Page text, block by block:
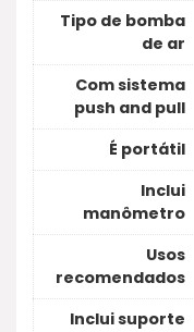
Tipo de bomba
de ar
Com sistema
push and pull
É portátil
Inclui
manômetro
Usos
recomendados
Inclui suporte